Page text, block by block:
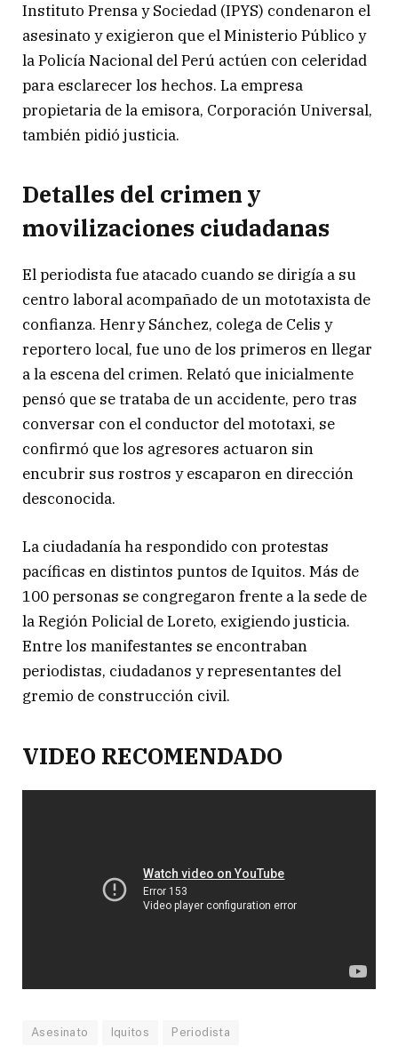
Instituto Prensa y Sociedad (IPYS) condenaron el
asesinato y exigieron que el Ministerio Público y
la Policía Nacional del Perú actúen con celeridad
para esclarecer los hechos. La empresa
propietaria de la emisora, Corporación Universal,
también pidió justicia.
Detalles del crimen y
movilizaciones ciudadanas
El periodista fue atacado cuando se dirigía a su
centro laboral acompañado de un mototaxista de
confianza. Henry Sánchez, colega de Celis y
reportero local, fue uno de los primeros en llegar
a la escena del crimen. Relató que inicialmente
pensó que se trataba de un accidente, pero tras
conversar con el conductor del mototaxi, se
confirmó que los agresores actuaron sin
encubrir sus rostros y escaparon en dirección
desconocida.
La ciudadanía ha respondido con protestas
pacíficas en distintos puntos de Iquitos. Más de
100 personas se congregaron frente a la sede de
la Región Policial de Loreto, exigiendo justicia.
Entre los manifestantes se encontraban
periodistas, ciudadanos y representantes del
gremio de construcción civil.
VIDEO RECOMENDADO
Asesinato Iquitos Periodista